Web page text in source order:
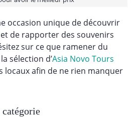
occasion unique de découvrir
de rapporter des souvenirs
sur ce que ramener du
sélection d’Asia Novo Tours
locaux afin de ne rien manquer